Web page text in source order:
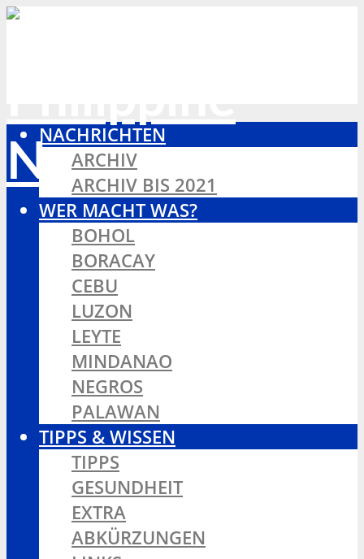
NACHRICHTEN
ARCHIV
ARCHIV BIS 2021
WER MACHT WAS?
BOHOL
BORACAY
CEBU
LUZON
LEYTE
MINDANAO
NEGROS
PALAWAN
TIPPS & WISSEN
TIPPS
GESUNDHEIT
EXTRA
ABKÜRZUNGEN